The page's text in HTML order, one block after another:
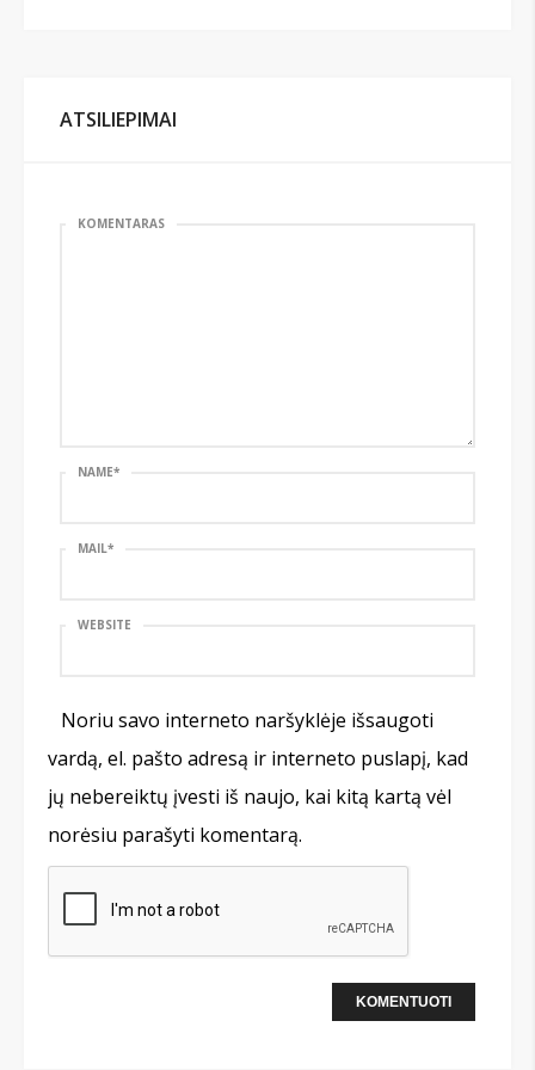
ATSILIEPIMAI
KOMENTARAS
NAME*
MAIL*
WEBSITE
Noriu savo interneto naršyklėje išsaugoti
vardą, el. pašto adresą ir interneto puslapį, kad
jų nebereiktų įvesti iš naujo, kai kitą kartą vėl
norėsiu parašyti komentarą.